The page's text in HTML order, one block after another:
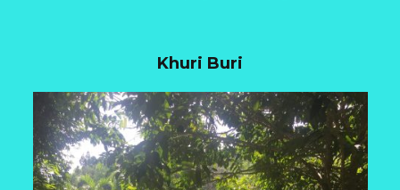
Khuri Buri